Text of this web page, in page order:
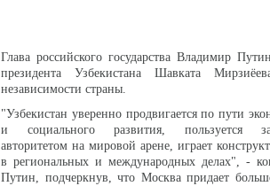
Глава российского государства Владимир
президента Узбекистана Шавката
независимости страны.
"Узбекистан уверенно продвигается по пути
и социального развития, пользуется
авторитетом на мировой арене, играет
в региональных и международных делах", -
Путин, подчеркнув, что Москва придает